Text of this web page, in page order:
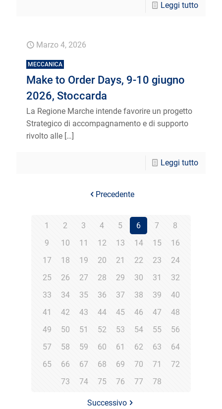
Leggi tutto
Marzo 4, 2026
MECCANICA
Make to Order Days, 9-10 giugno
2026, Stoccarda
La Regione Marche intende favorire un progetto
Strategico di accompagnamento e di supporto
rivolto alle […]
Leggi tutto
Precedente
1 2 3 4 5 6 7
8
9
10 11 12 13 14 15
16
17
18 19 20 21 22 23
24
25
26 27 28 29 30 31
32
33
34 35 36 37 38 39
40
41
42 43 44 45 46 47
48
49
50 51 52 53 54 55
56
57
58 59 60 61 62 63
64
65
66 67 68 69 70 71
72
73
74 75 76 77 78
Successivo